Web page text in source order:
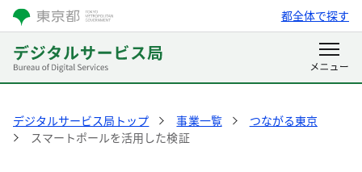
都全体で探す
デジタルサービス局トップ 事業一覧
つながる東京
スマートポールを活用した検証